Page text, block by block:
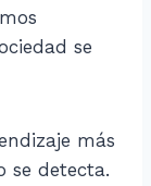
se
más
se detecta.